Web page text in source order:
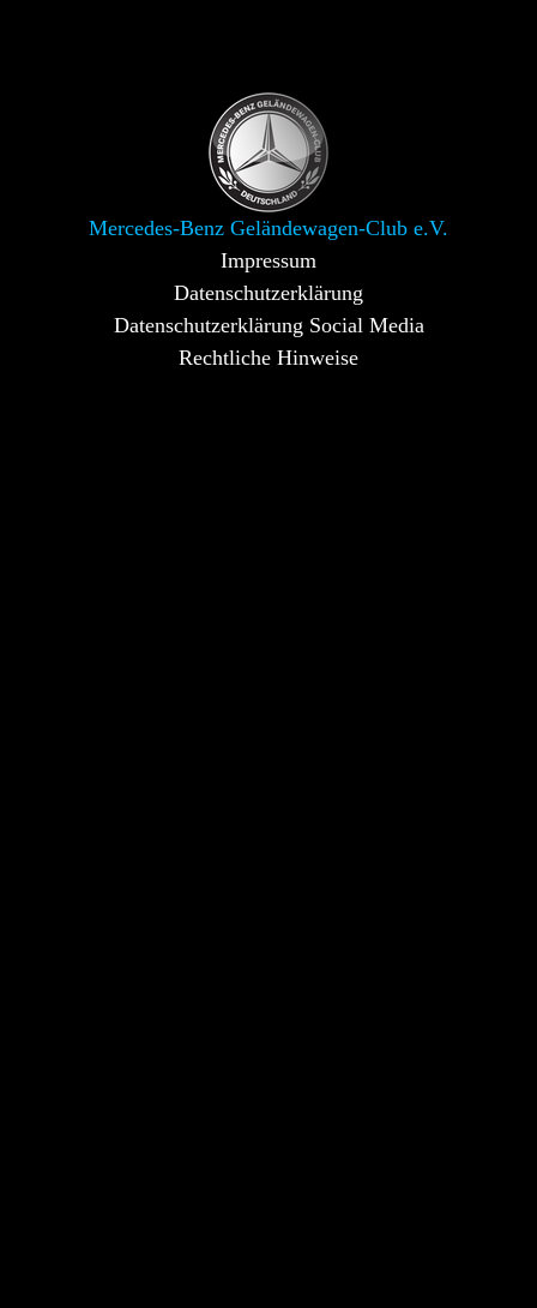
Mercedes-Benz Geländewagen-Club e.V.
Impressum
Datenschutzerklärung
Datenschutzerklärung Social Media
Rechtliche Hinweise